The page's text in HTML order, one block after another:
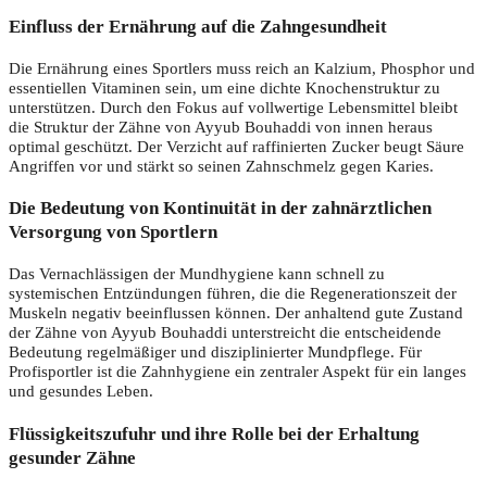
Einfluss der Ernährung auf die Zahngesundheit
Die Ernährung eines Sportlers muss reich an Kalzium, Phosphor und
essentiellen Vitaminen sein, um eine dichte Knochenstruktur zu
unterstützen. Durch den Fokus auf vollwertige Lebensmittel bleibt
die Struktur der Zähne von Ayyub Bouhaddi von innen heraus
optimal geschützt. Der Verzicht auf raffinierten Zucker beugt Säure
Angriffen vor und stärkt so seinen Zahnschmelz gegen Karies.
Die Bedeutung von Kontinuität in der zahnärztlichen
Versorgung von Sportlern
Das Vernachlässigen der Mundhygiene kann schnell zu
systemischen Entzündungen führen, die die Regenerationszeit der
Muskeln negativ beeinflussen können. Der anhaltend gute Zustand
der Zähne von Ayyub Bouhaddi unterstreicht die entscheidende
Bedeutung regelmäßiger und disziplinierter Mundpflege. Für
Profisportler ist die Zahnhygiene ein zentraler Aspekt für ein langes
und gesundes Leben.
Flüssigkeitszufuhr und ihre Rolle bei der Erhaltung
gesunder Zähne